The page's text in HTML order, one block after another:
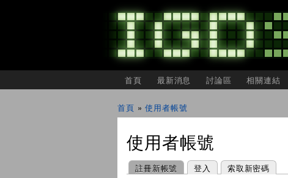
IGDSHARE
首頁 最新消息 討論區 相關連結
首頁 »使用者帳號
使用者帳號
主要索引標籤
註冊新帳號
(作用中頁籤) 登入 索取新密碼